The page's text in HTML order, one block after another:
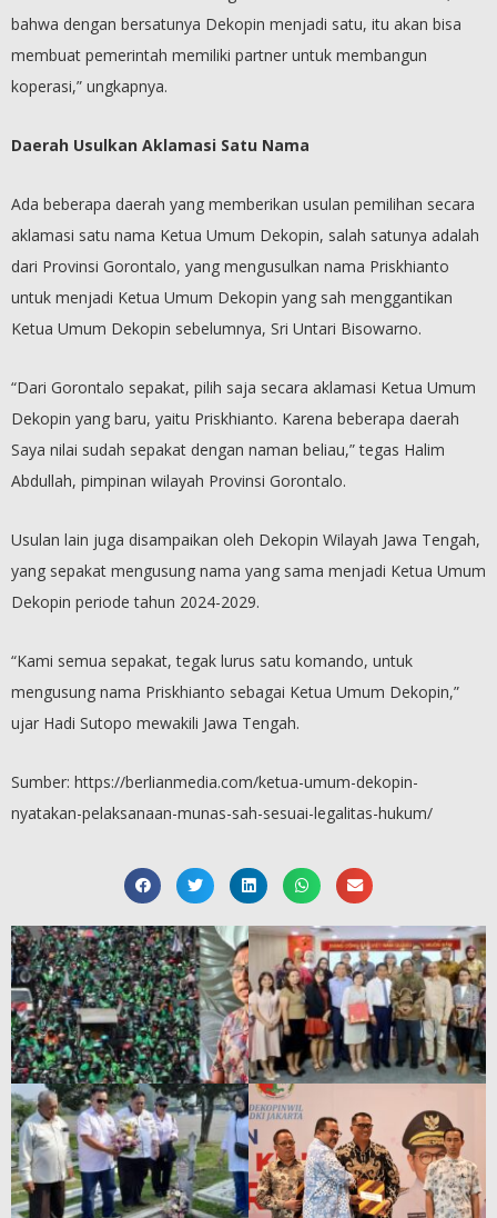
bahwa dengan bersatunya Dekopin menjadi satu, itu akan bisa
membuat pemerintah memiliki partner untuk membangun
koperasi,” ungkapnya.
Daerah Usulkan Aklamasi Satu Nama
Ada beberapa daerah yang memberikan usulan pemilihan secara
aklamasi satu nama Ketua Umum Dekopin, salah satunya adalah
dari Provinsi Gorontalo, yang mengusulkan nama Priskhianto
untuk menjadi Ketua Umum Dekopin yang sah menggantikan
Ketua Umum Dekopin sebelumnya, Sri Untari Bisowarno.
“Dari Gorontalo sepakat, pilih saja secara aklamasi Ketua Umum
Dekopin yang baru, yaitu Priskhianto. Karena beberapa daerah
Saya nilai sudah sepakat dengan naman beliau,” tegas Halim
Abdullah, pimpinan wilayah Provinsi Gorontalo.
Usulan lain juga disampaikan oleh Dekopin Wilayah Jawa Tengah,
yang sepakat mengusung nama yang sama menjadi Ketua Umum
Dekopin periode tahun 2024-2029.
“Kami semua sepakat, tegak lurus satu komando, untuk
mengusung nama Priskhianto sebagai Ketua Umum Dekopin,”
ujar Hadi Sutopo mewakili Jawa Tengah.
Sumber: https://berlianmedia.com/ketua-umum-dekopin-
nyatakan-pelaksanaan-munas-sah-sesuai-legalitas-hukum/